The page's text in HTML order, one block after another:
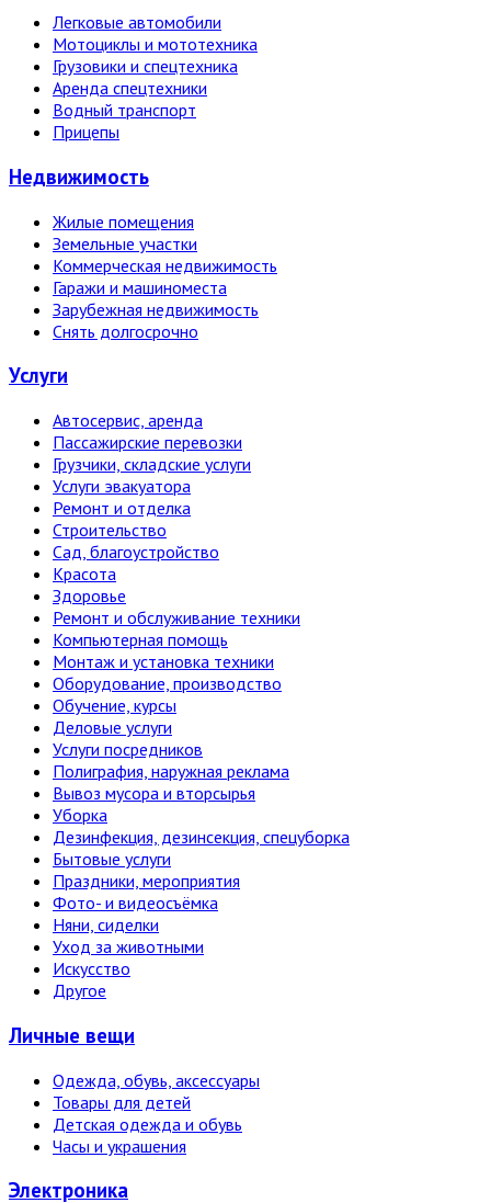
Легковые автомобили
Мотоциклы и мототехника
Грузовики и спецтехника
Аренда спецтехники
Водный транспорт
Прицепы
Недвижи­мость
Жилые помещения
Земельные участки
Коммерческая недвижимость
Гаражи и машиноместа
Зарубежная недвижимость
Снять долгосрочно
Услуги
Автосервис, аренда
Пассажирские перевозки
Грузчики, складские услуги
Услуги эвакуатора
Ремонт и отделка
Строительство
Сад, благоустройство
Красота
Здоровье
Ремонт и обслуживание техники
Компьютерная помощь
Монтаж и установка техники
Оборудование, производство
Обучение, курсы
Деловые услуги
Услуги посредников
Полиграфия, наружная реклама
Вывоз мусора и вторсырья
Уборка
Дезинфекция, дезинсекция, спецуборка
Бытовые услуги
Праздники, мероприятия
Фото- и видеосъёмка
Няни, сиделки
Уход за животными
Искусство
Другое
Личные вещи
Одежда, обувь, аксессуары
Товары для детей
Детская одежда и обувь
Часы и украшения
Электро­ника